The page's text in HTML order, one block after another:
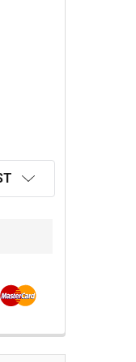
80 MM
BORSTEL Ø 80 MM